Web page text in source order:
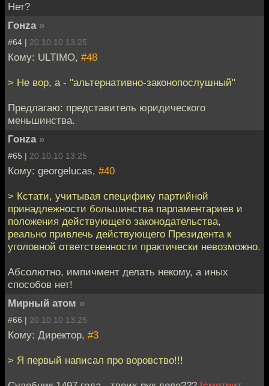
Нет?
Гонzа »
#64 | 20.10.10 13:25
Кому: ULTIMO, #48
> Не вор, а - "альтернативно-законопослушный"
Предлагаю: представитель юридического
меньшинства.
Гонzа »
#65 | 20.10.10 13:25
Кому: georgelucas, #40
> Кстати, учитывая специфику партийной
принадлежности большинства парламентариев и
положения действующего законодательства,
реально привлечь действующего Президента к
уголовной ответственности практически невозможно.
Абсолютно, импичмент делать некому, а иных
способов нет!
Мирный атом »
#66 | 20.10.10 13:25
Кому: Директор, #3
> Я первый написал про воровство!!!